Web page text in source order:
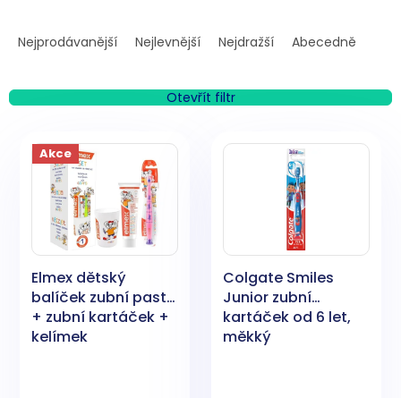
a
n
Nejprodávanější Nejlevnější Nejdražší Abecedně
Otevřít filtr
Akce
Elmex dětský
balíček zubní pasta
+ zubní kartáček +
kelímek
Colgate Smiles
Junior zubní
kartáček od 6 let,
měkký